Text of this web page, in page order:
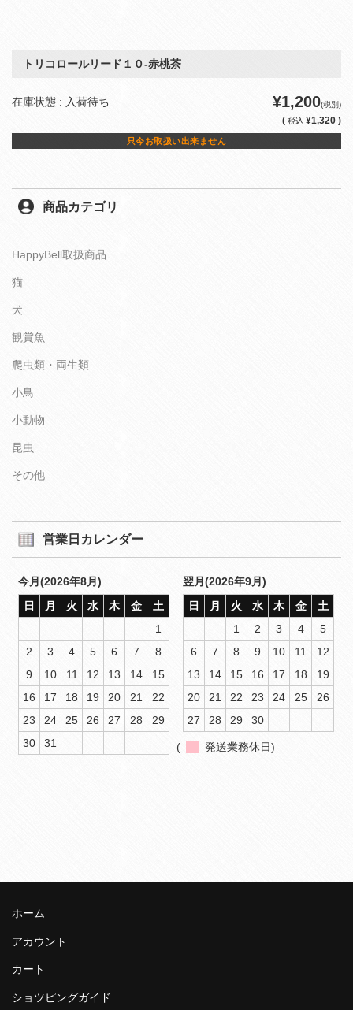
トリコロールリード１０‐赤桃茶
在庫状態 : 入荷待ち ¥1,200(税別)
( 税込 ¥1,320 )
只今お取扱い出来ません
商品カテゴリ
HappyBell取扱商品
猫
犬
観賞魚
爬虫類・両生類
小鳥
小動物
昆虫
その他
営業日カレンダー
今月(2026年8月)
日
月 火 水 木 金
土
1
2
3 4 5 6 7
8
9
10 11 12 13 14
15
16
17 18 19 20 21
22
23
24 25 26 27 28
29
30
31
翌月(2026年9月)
日
月 火 水 木 金
土
1
2 3 4
5
6
7 8 9 10 11
12
13
14 15 16 17 18
19
20
21 22 23 24 25
26
27
28 29 30
( 発送業務休日)
ホーム
アカウント
カート
ショツピングガイド